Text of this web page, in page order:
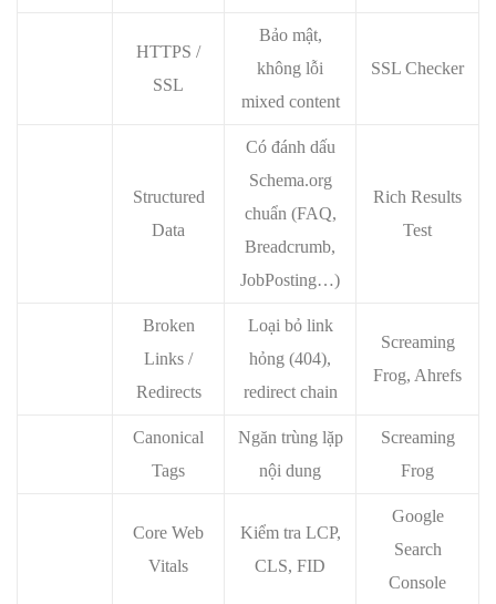
HTTPS /
SSL
Bảo mật,
không lỗi
mixed content
SSL Checker
Structured
Data
Có đánh dấu
Schema.org
chuẩn (FAQ,
Breadcrumb,
JobPosting…)
Rich Results
Test
Broken
Links /
Redirects
Loại bỏ link
hỏng (404),
redirect chain
Screaming
Frog, Ahrefs
Canonical
Tags
Ngăn trùng lặp
nội dung
Screaming
Frog
Core Web
Vitals
Kiểm tra LCP,
CLS, FID
Google
Search
Console